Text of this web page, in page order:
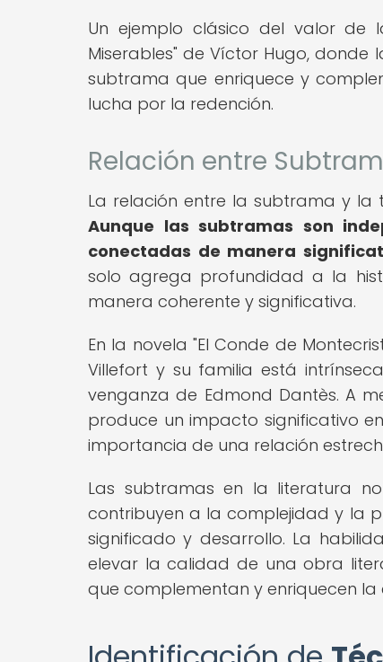
Un ejemplo clásico del valor de
Miserables" de Víctor Hugo,
subtrama que enriquece y
lucha por la redención.
Relación entre
La relación entre la subtrama y
Aunque las subtramas son
conectadas de manera
solo agrega profundidad a la
manera coherente y significativa.
En la novela "El Conde de
Villefort y su familia está
venganza de Edmond Dantès. A
produce un impacto significativo
importancia de una relación
Las subtramas en la literatura
contribuyen a la complejidad y la
significado y desarrollo. La
elevar la calidad de una obra
que complementan y enriquecen